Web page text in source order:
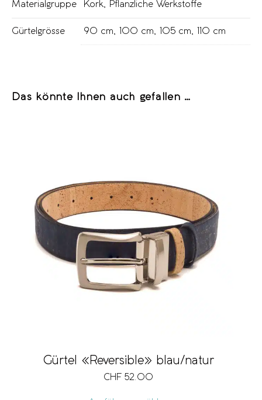
Materialgruppe Kork Pflanzliche Werkstoffe
Gürtelgrösse 90 cm 100 cm 105 cm 110 cm
Das könnte Ihnen auch gefallen …
Gürtel «Reversible» blau/natur
CHF 52.00